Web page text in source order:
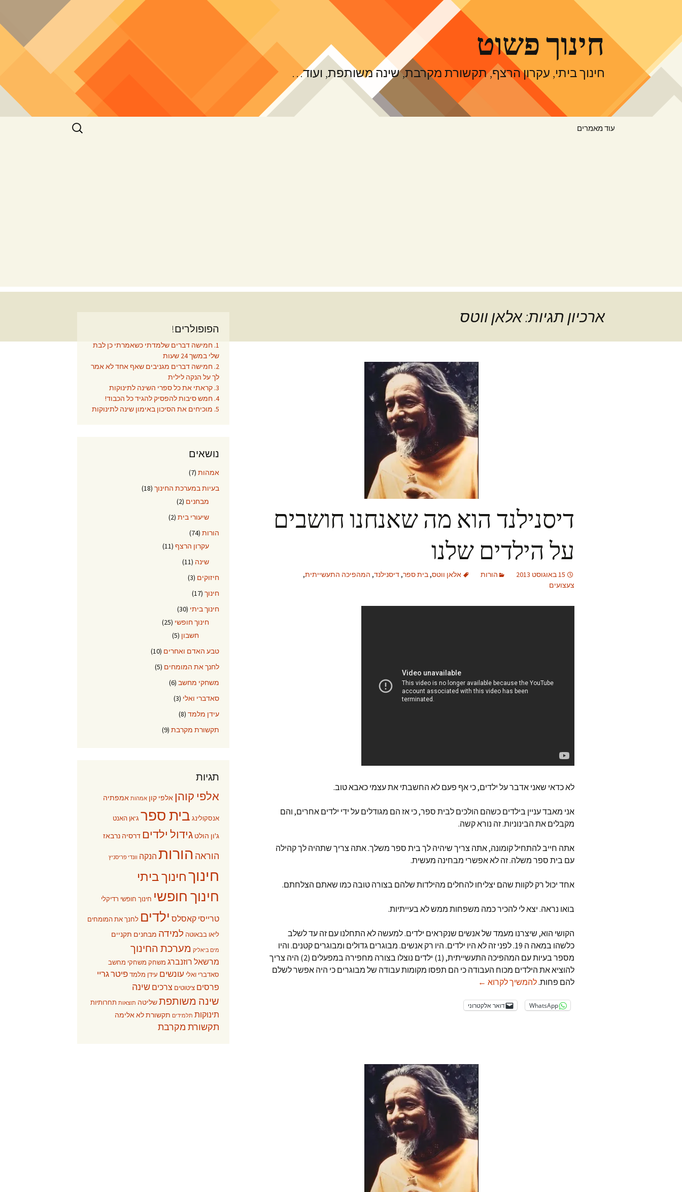
חינוך פשוט
חינוך ביתי, עקרון הרצף, תקשורת מקרבת, שינה משותפת, ועוד…
עוד מאמרים
חיפוש:
ארכיון תגיות: אלאן ווטס
דיסנילנד הוא מה שאנחנו חושבים
על הילדים שלנו
15 באוגוסט 2013 הורות אלאן ווטס, בית ספר, דיסנילנד, המהפיכה התעשייתית,
צעצועים
לא כדאי שאני אדבר על ילדים, כי אף פעם לא החשבתי את עצמי כאבא טוב.
אני מאבד עניין בילדים כשהם הולכים לבית ספר, כי אז הם מגודלים על ידי ילדים אחרים, והם
מקבלים את הבינוניות. זה נורא קשה.
אתה חייב להתחיל קומונה, אתה צריך שיהיה לך בית ספר משלך. אתה צריך שתהיה לך קהילה
עם בית ספר משלה. זה לא אפשרי מבחינה מעשית.
אחד יכול רק לקוות שהם יצליחו להחלים מהילדות שלהם בצורה טובה כמו שאתם הצלחתם.
בואו נראה. יצא לי להכיר כמה משפחות ממש לא בעייתיות.
הקושי הוא, שיצרנו מעמד של אנשים שנקראים ילדים. למעשה לא התחלנו עם זה עד לשלב
כלשהו במאה ה 19. לפני זה לא היו ילדים. היו רק אנשים. מבוגרים גדולים ומבוגרים קטנים. והיו
מספר בעיות עם המהפיכה התעשייתית, (1) ילדים נוצלו בצורה מחפירה במפעלים (2) היה צריך
להוציא את הילדים מכוח העבודה כי הם תפסו מקומות עבודה של מבוגרים כי היה אפשר לשלם
להם פחות.להמשיך לקרוא דיסנילנד הוא מה שאנחנו חושבים על הילדים שלנו
←
WhatsApp דואר אלקטרוני
הפופולרים!
1. חמישה דברים שלמדתי כשאמרתי כן לבת
שלי במשך 24 שעות
2. חמישה דברים מגניבים שאף אחד לא אמר
לך על הנקה לילית
3. קראתי את כל ספרי השינה לתינוקות
4. חמש סיבות להפסיק להגיד כל הכבוד!
5. מוכיחים את הסיכון באימון שינה לתינוקות
נושאים
אמהות (7)
בעיות במערכת החינוך (18)
מבחנים (2)
שיעורי בית (2)
הורות (74)
עקרון הרצף (11)
שינה (11)
חיזוקים (3)
חינוך (17)
חינוך ביתי (30)
חינוך חופשי (25)
חשבון (5)
טבע האדם ואחרים (10)
לחנך את המומחים (5)
משחקי מחשב (6)
סאדברי ואלי (3)
עידן מלמד (8)
תקשורת מקרבת (9)
תגיות
אלפי קוהן אלפי קון אמהות אמפתיה
אנסקולינג בית ספר ג'אן האנט
ג'ון הולט גידול ילדים דרסיה נרבאז
הוראה הורות הנקה וונדי פריסניץ
חינוךחינוך ביתי
חינוך חופשי חינוך חופשי רדיקלי
טרייסי קאסלס ילדים לחנך את המומחים
ליאו בבאוטה למידה מבחנים תקניים
מים ביאליק מערכת החינוך
מרשאל רוזנברג משחק משחקי מחשב
סאדברי ואלי עונשים עידן מלמד פיטר גריי
פרסים ציטוטים צרכים שינה
שינה משותפתשליטה תוצאות תחרותיות
תינוקות תלמידים תקשורת לא אלימה
תקשורת מקרבת